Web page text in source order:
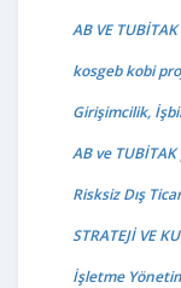
AB VE
kosgeb kobi
Girişimcilik,
AB ve
Risksiz Dış
STRATEJİ VE
İşletme